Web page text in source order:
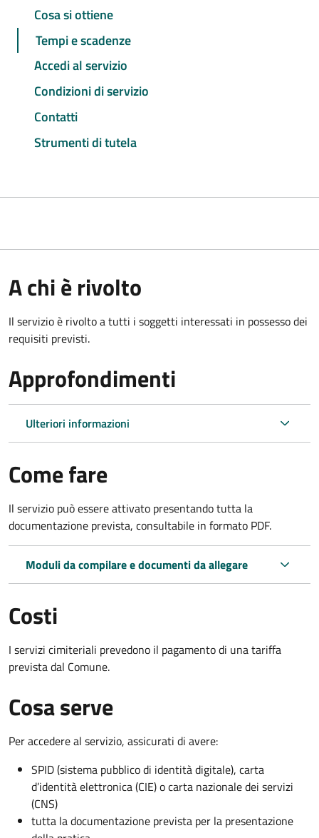
Cosa si ottiene
Tempi e scadenze
Accedi al servizio
Condizioni di servizio
Contatti
Strumenti di tutela
A chi è rivolto
Il servizio è rivolto a tutti i soggetti interessati in possesso dei
requisiti previsti.
Approfondimenti
Ulteriori informazioni
Come fare
Il servizio può essere attivato presentando tutta la
documentazione prevista, consultabile in formato PDF.
Moduli da compilare e documenti da allegare
Costi
I servizi cimiteriali prevedono il pagamento di una tariffa
prevista dal Comune.
Cosa serve
Per accedere al servizio, assicurati di avere:
SPID (sistema pubblico di identità digitale), carta
d’identità elettronica (CIE) o carta nazionale dei servizi
(CNS)
tutta la documentazione prevista per la presentazione